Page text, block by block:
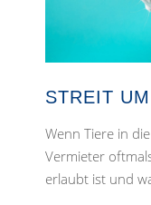
STREIT
Wenn Tiere in
Vermieter
erlaubt ist und